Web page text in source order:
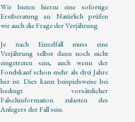
Wir bieten hierzu eine sofortige
Erstberatung an. Natürlich prüfen
wir auch die Frage der Verjährung.
Je nach Einzelfall muss eine
Verjährung selbst dann noch nicht
eingetreten sein, auch wenn der
Fondskauf schon mehr als drei Jahre
her ist. Dies kann beispielsweise bei
bedingt vorsätzlicher
Falschinformation zulasten des
Anlegers der Fall sein.